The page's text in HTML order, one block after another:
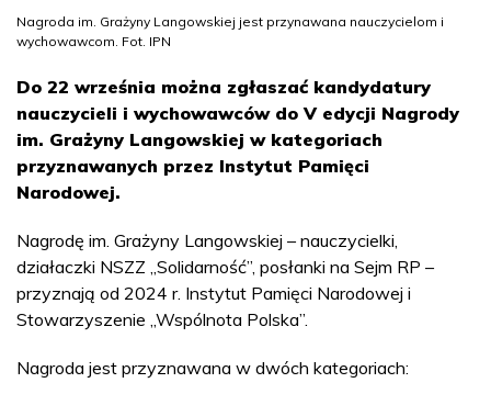
Nagroda im. Grażyny Langowskiej jest przynawana nauczycielom i
wychowawcom. Fot. IPN
Do 22 września można zgłaszać kandydatury
nauczycieli i wychowawców do V edycji Nagrody
im. Grażyny Langowskiej w kategoriach
przyznawanych przez Instytut Pamięci
Narodowej.
Nagrodę im. Grażyny Langowskiej – nauczycielki,
działaczki NSZZ „Solidarność”, posłanki na Sejm RP –
przyznają od 2024 r. Instytut Pamięci Narodowej i
Stowarzyszenie „Wspólnota Polska”.
Nagroda jest przyznawana w dwóch kategoriach: